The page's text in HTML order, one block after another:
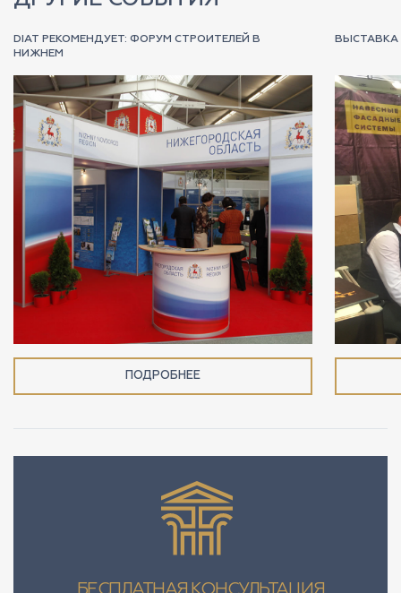
DIAT РЕКОМЕНДУЕТ: ФОРУМ СТРОИТЕЛЕЙ В
НИЖНЕМ
ПОДРОБНЕЕ
ВЫСТАВКА